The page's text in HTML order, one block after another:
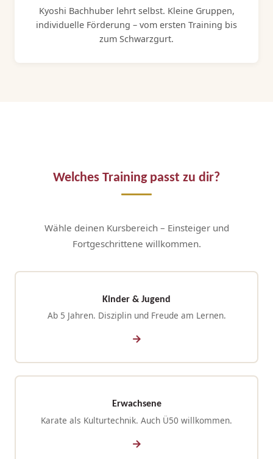
Kyoshi Bachhuber lehrt selbst. Kleine Gruppen,
individuelle Förderung – vom ersten Training bis
zum Schwarzgurt.
Welches Training passt zu dir?
Wähle deinen Kursbereich – Einsteiger und
Fortgeschrittene willkommen.
Kinder & Jugend
Ab 5 Jahren. Disziplin und Freude am Lernen.
Erwachsene
Karate als Kulturtechnik. Auch Ü50 willkommen.